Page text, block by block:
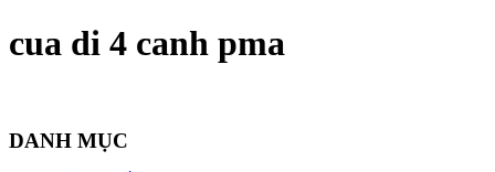
cua di 4 canh pma
DANH MỤC